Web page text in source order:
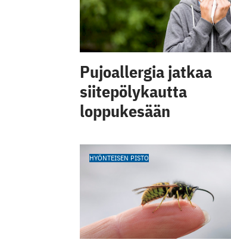
Pujoallergia jatkaa
siitepölykautta
loppukesään
HYÖNTEISEN PISTO